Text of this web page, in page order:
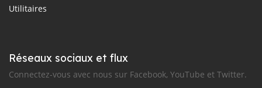
Utilitaires
Réseaux sociaux et flux
Connectez-vous avec nous sur Facebook, YouTube et Twitter.